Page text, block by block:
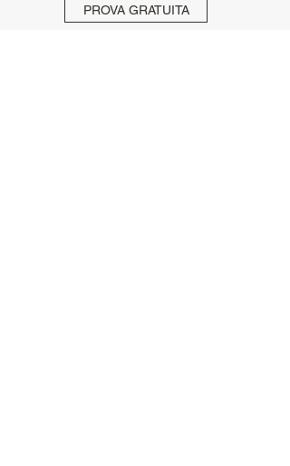
PROVA GRATUITA